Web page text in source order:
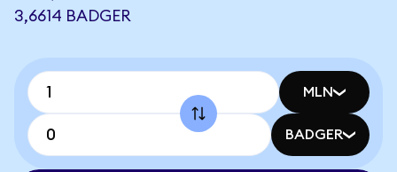
3,6614 BADGER
MLN
BADGER